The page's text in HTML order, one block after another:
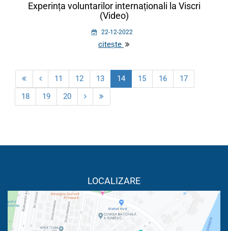
Experința voluntarilor internaționali la Viscri
(Video)
22-12-2022
citește
11 12 13 14 15 16
17
18
19 20
LOCALIZARE